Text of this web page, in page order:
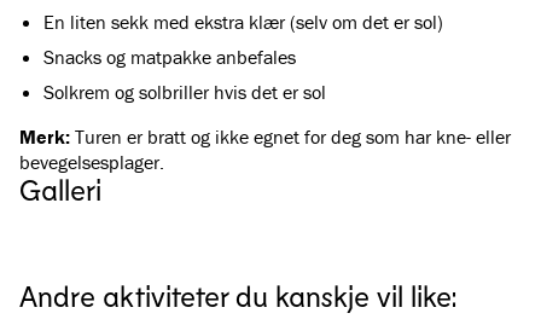
En liten sekk med ekstra klær (selv om det er sol)
Snacks og matpakke anbefales
Solkrem og solbriller hvis det er sol
Merk: Turen er bratt og ikke egnet for deg som har kne- eller
bevegelsesplager.
Galleri
Andre aktiviteter du kanskje vil like: